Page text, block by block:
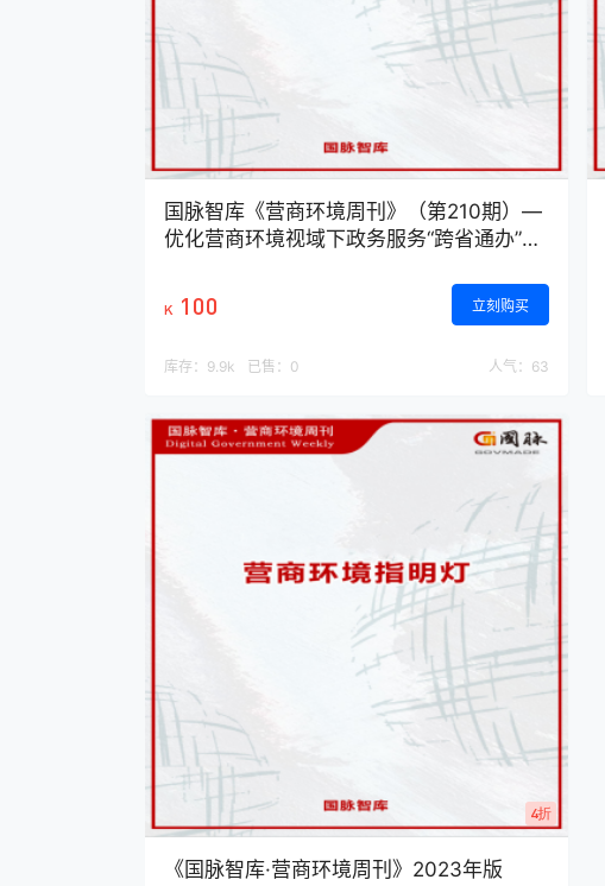
国脉智库《营商环境周刊》（第210期）—
优化营商环境视域下政务服务“跨省通办”困
K 100 立刻购买
库存： 9.9k 已售： 0 人气： 63
4折
《国脉智库·营商环境周刊》2023年版